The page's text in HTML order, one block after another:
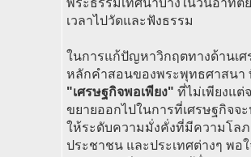
พระธรรมเทศนาบ้างในวันอาทิ
เวลาไปวัดและฟังธรรม
ในการแก้ปัญหาวิกฤตทางด้านเศ
หลักคำสอนของพระพุทธศาสนา
"เศรษฐกิจพอเพียง" ที่ไม่เพียงแต่
ขยายออกไปในการที่เศรษฐกิจจ
ให้ระดับความมั่งคั่งที่มีความโลภ
ประชาชน และประเทศต่างๆ พอ